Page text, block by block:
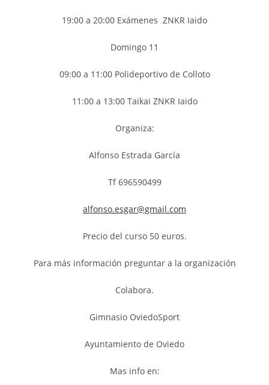
19:00 a 20:00 Exámenes ZNKR Iaido
Domingo 11
09:00 a 11:00 Polideportivo de Colloto
11:00 a 13:00 Taikai ZNKR Iaido
Organiza:
Alfonso Estrada García
Tf 696590499
alfonso.esgar@gmail.com
Precio del curso 50 euros.
Para más información preguntar a la organización
Colabora.
Gimnasio OviedoSport
Ayuntamiento de Oviedo
Mas info en: